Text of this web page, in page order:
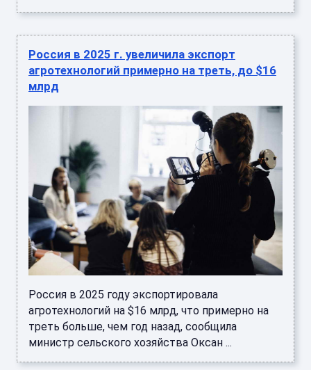
Россия в 2025 г. увеличила экспорт
агротехнологий примерно на треть, до $16
млрд
Россия в 2025 году экспортировала
агротехнологий на $16 млрд, что примерно на
треть больше, чем год назад, сообщила
министр сельского хозяйства Оксан ...